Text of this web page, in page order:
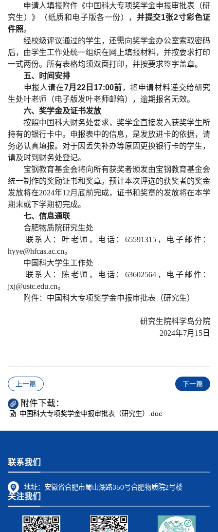
申请人填报附件《中国科大专项奖学金申报审批表（研
究生）》（纸质和电子版各一份），并提交1张2寸彩色证
件照。
经校级评议通过的学生，还需向奖学金办公室索取密码
后，由学生工作处统一组织在网上填报材料，并按要求打印
一式两份。所有表格均须双面打印，并按要求签字盖章。
五、时间安排
申报人请在7月22日17:00前，将申请材料递交给研究
生处叶老师（电子版发叶老师邮箱），逾期报名无效。
六、奖学金及证书发放
按照中国科大财务处要求，奖学金直接发入获奖学生所
持有的银行卡中。申报表中的信息，是发放进卡的依据，请
务必认真填报。对于因丢失补办等原因更换银行卡的学生，
请及时到财务处登记。
宝钢教育基金会将向所有获奖者颁发由宝钢教育基金会
统一制作的奖励证书和奖章。预计本次评选的获奖者的奖金
发放将在2024年12月底前完成，证书和奖章的发放将在本学
期末或下学期初完成。
七、信息通联
合肥物质院研究生处
联系人：叶老师，电话：65591315，电子邮件：
hyye@hfcas.ac.cn。
中国科大学生工作处
联系人：陈老师，电话：63602564，电子邮件：
jxj@ustc.edu.cn。
附件：中国科大专项奖学金申报审批表（研究生）
研究生院科学岛分院
2024年7月15日
上一篇 下一篇
附件下载：
中国科大专项奖学金申报审批表（研究生）.doc
联系我们
地址： 安徽省合肥市蜀山湖路350号合肥物质院2号楼
关注我们